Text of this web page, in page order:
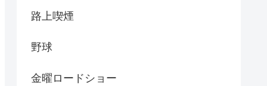
路上喫煙
野球
金曜ロードショー